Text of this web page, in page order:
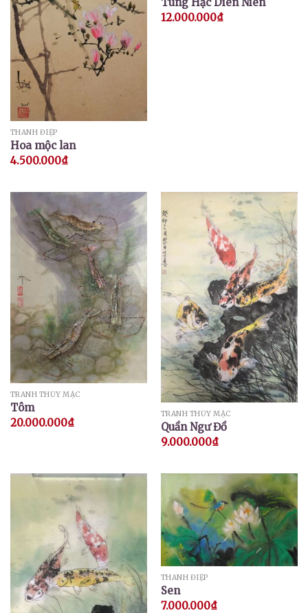
THANH ĐIỆP
Hoa mộc lan
4.500.000₫
12.000.000₫
TRANH THỦY MẶC
Tôm
20.000.000₫
TRANH THỦY MẶC
Quần Ngư Đồ
9.000.000₫
THANH ĐIỆP
Sen
7.000.000₫